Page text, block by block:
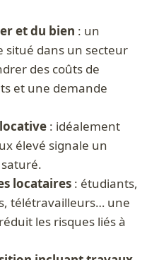
et du bien : un
dans un secteur
des coûts de
et une demande
: idéalement
élevé signale un
locataires : étudiants,
télétravailleurs… une
les risques liés à